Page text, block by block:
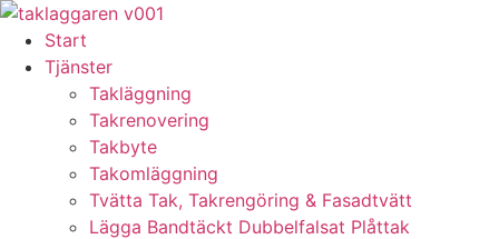
Skip
content
Start
Tjänster
Takläggning
Takrenovering
Takbyte
Takomläggning
Tvätta Tak, Takrengöring & Fasadtvätt
Lägga Bandtäckt Dubbelfalsat Plåttak